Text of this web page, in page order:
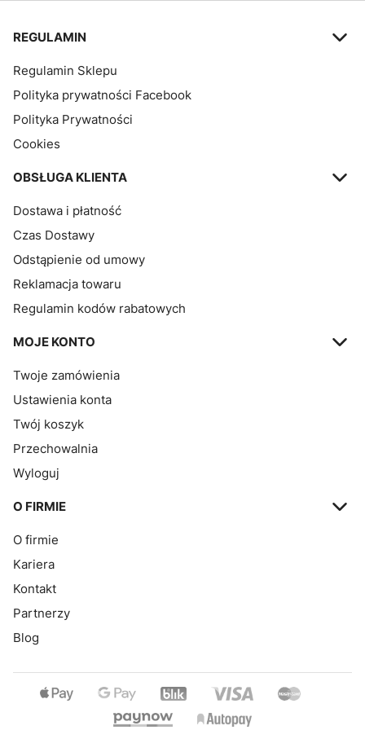
Linki w stopce
REGULAMIN
Regulamin Sklepu
Polityka prywatności Facebook
Polityka Prywatności
Cookies
OBSŁUGA KLIENTA
Dostawa i płatność
Czas Dostawy
Odstąpienie od umowy
Reklamacja towaru
Regulamin kodów rabatowych
MOJE KONTO
Twoje zamówienia
Ustawienia konta
Twój koszyk
Przechowalnia
Wyloguj
O FIRMIE
O firmie
Kariera
Kontakt
Partnerzy
Blog